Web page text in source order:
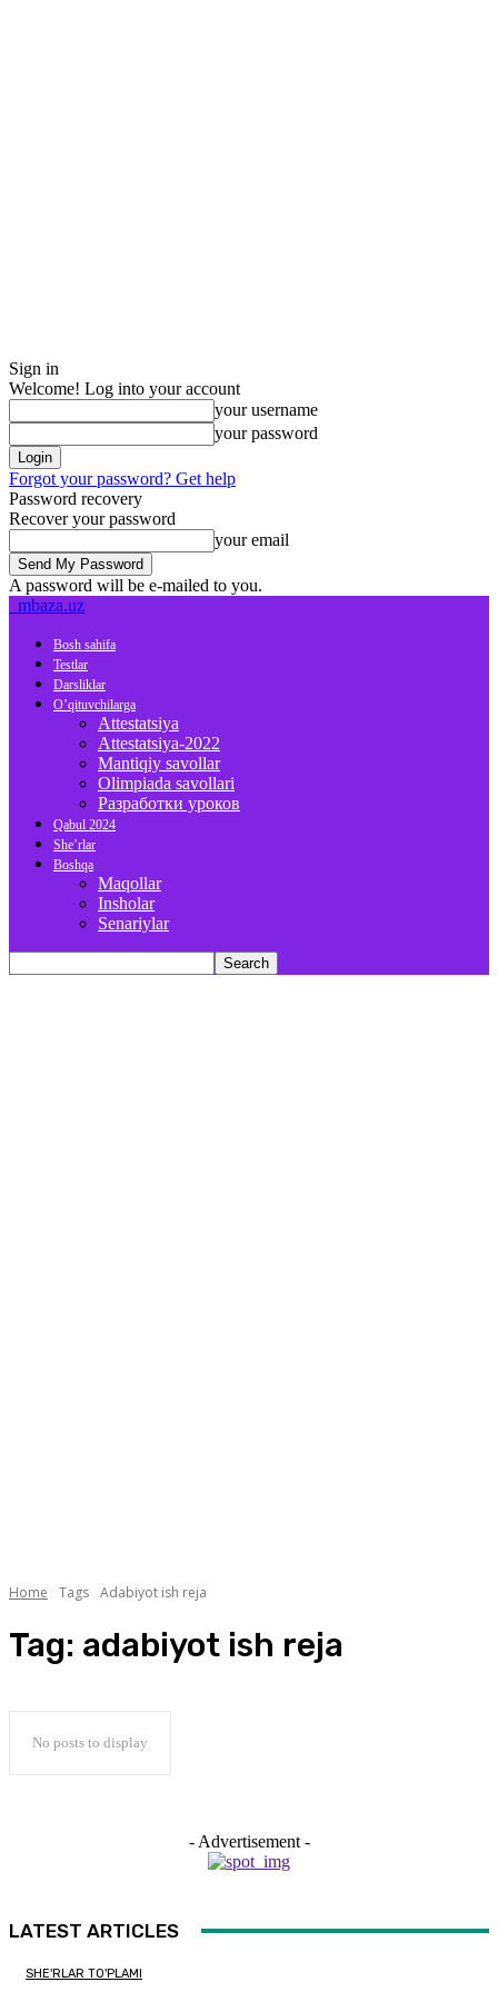
Sign in
Welcome! Log into your account
your username
your password
Forgot your password? Get help
Password recovery
Recover your password
your email
A password will be e-mailed to you.
mbaza.uz
Bosh sahifa
Testlar
Darsliklar
O’qituvchilarga
Attestatsiya
Attestatsiya-2022
Mantiqiy savollar
Olimpiada savollari
Разработки уроков
Qabul 2024
She’rlar
Boshqa
Maqollar
Insholar
Senariylar
Home Tags Adabiyot ish reja
Tag: adabiyot ish reja
No posts to display
- Advertisement -
LATEST ARTICLES
SHE'RLAR TO'PLAMI